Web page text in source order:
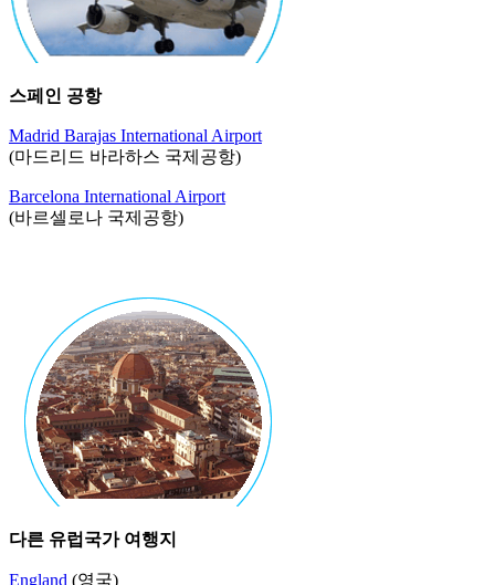
스페인 공항
Madrid Barajas International Airport
(마드리드 바라하스 국제공항)
Barcelona International Airport
(바르셀로나 국제공항)
다른 유럽국가 여행지
England (영국)